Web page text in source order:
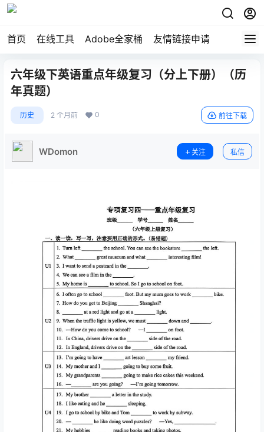
首页 在线工具 Adobe全家桶 友情链接申请
六年级下英语重点年级复习（分上下册）（历
年真题）
历史 2 个月前 0 前往下载
WDomon 关注 私信